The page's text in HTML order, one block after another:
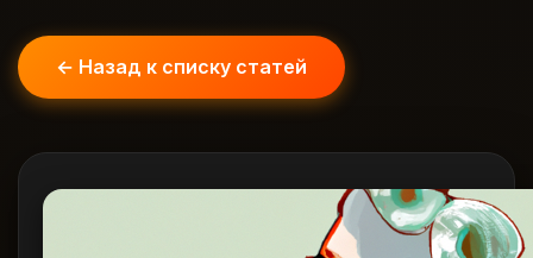
← Назад к списку статей